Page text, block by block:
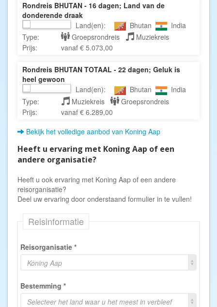
Rondreis BHUTAN - 16 dagen; Land van de
donderende draak
Land(en):
Bhutan
India
Type:
Groepsrondreis
Muziekreis
Prijs:
vanaf € 5.073,00
Rondreis BHUTAN TOTAAL - 22 dagen; Geluk is
heel gewoon
Land(en):
Bhutan
India
Type:
Muziekreis
Groepsrondreis
Prijs:
vanaf € 6.289,00
Bekijk het volledige aanbod van Koning Aap
Heeft u ervaring met Koning Aap of een
andere organisatie?
Heeft u ook ervaring met Koning Aap of een andere
reisorganisatie?
Deel uw ervaring door onderstaand formulier in te vullen!
Reisinformatie
Reisorganisatie *
Koning Aap
Bestemming *
Selecteer het land waar u het meest in verbleef